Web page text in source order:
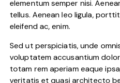
elementum semper nisi.
tellus. Aenean leo ligula,
eleifend ac, enim.
Sed ut perspiciatis, unde
voluptatem accusantium
totam rem aperiam eaque
veritatis et quasi architecto